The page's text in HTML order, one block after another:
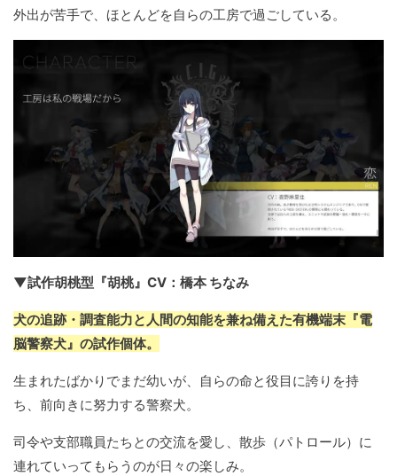
外出が苦手で、ほとんどを自らの工房で過ごしている。
▼試作胡桃型『胡桃』CV：橋本 ちなみ
犬の追跡・調査能力と人間の知能を兼ね備えた有機端末『電
脳警察犬』の試作個体。
生まれたばかりでまだ幼いが、自らの命と役目に誇りを持
ち、前向きに努力する警察犬。
司令や支部職員たちとの交流を愛し、散歩（パトロール）に
連れていってもらうのが日々の楽しみ。